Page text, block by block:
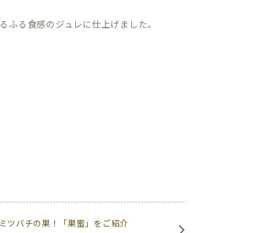
る食感のジュレに仕上げました。
ツバチの巣！「巣蜜」をご紹介